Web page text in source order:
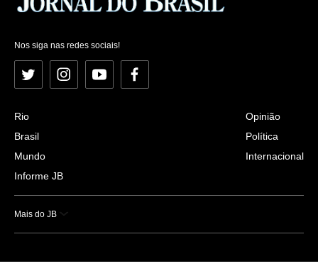
Nos siga nas redes sociais!
Twitter InstagramYouTubeFacebook
Rio
Brasil
Mundo
Informe JB
Opinião
Política
Internacional
Mais do JB
Esportes